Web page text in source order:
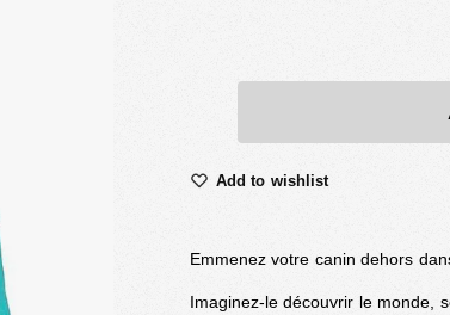
Add to wishlist
Emmenez votre canin dehors
Imaginez-le découvrir le monde,